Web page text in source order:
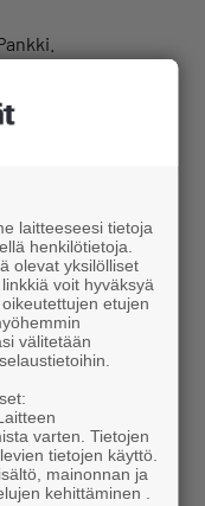
Pop Pankin
ja
yrittäjäystäväsi!
kautta
laitteeseesi tietoja
henkilötietoja.
olevat yksilölliset
voit hyväksyä
etujen
välitetään
varten. Tietojen
tietojen käyttö.
mainonnan ja
kehittäminen .